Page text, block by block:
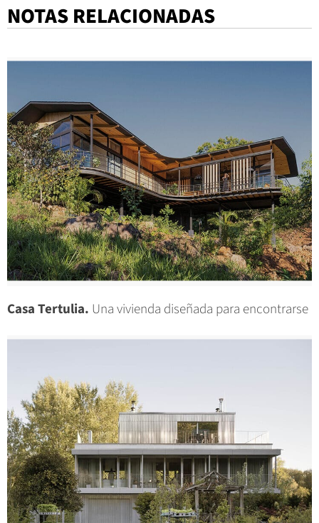
NOTAS RELACIONADAS
Casa Tertulia. Una vivienda diseñada para encontrarse